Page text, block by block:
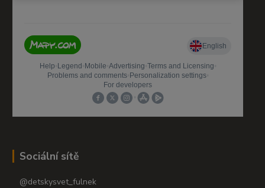
Sociální sítě
@detskysvet_fulnek